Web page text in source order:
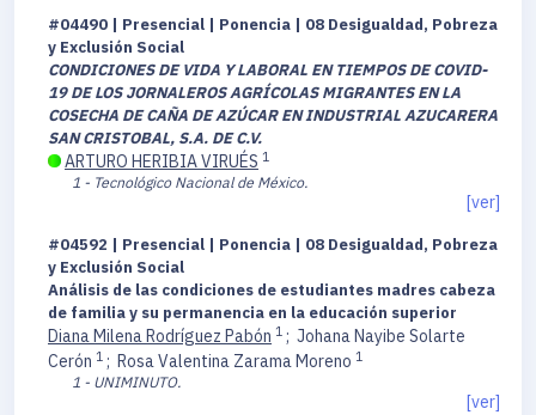
#04490 | Presencial | Ponencia | 08 Desigualdad, Pobreza
y Exclusión Social
CONDICIONES DE VIDA Y LABORAL EN TIEMPOS DE COVID-
19 DE LOS JORNALEROS AGRÍCOLAS MIGRANTES EN LA
COSECHA DE CAÑA DE AZÚCAR EN INDUSTRIAL AZUCARERA
SAN CRISTOBAL, S.A. DE C.V.
ARTURO HERIBIA VIRUÉS 1
1 - Tecnológico Nacional de México.
[ver]
#04592 | Presencial | Ponencia | 08 Desigualdad, Pobreza
y Exclusión Social
Análisis de las condiciones de estudiantes madres cabeza
de familia y su permanencia en la educación superior
Diana Milena Rodríguez Pabón 1 ; Johana Nayibe Solarte
Cerón 1 ; Rosa Valentina Zarama Moreno 1
1 - UNIMINUTO.
[ver]